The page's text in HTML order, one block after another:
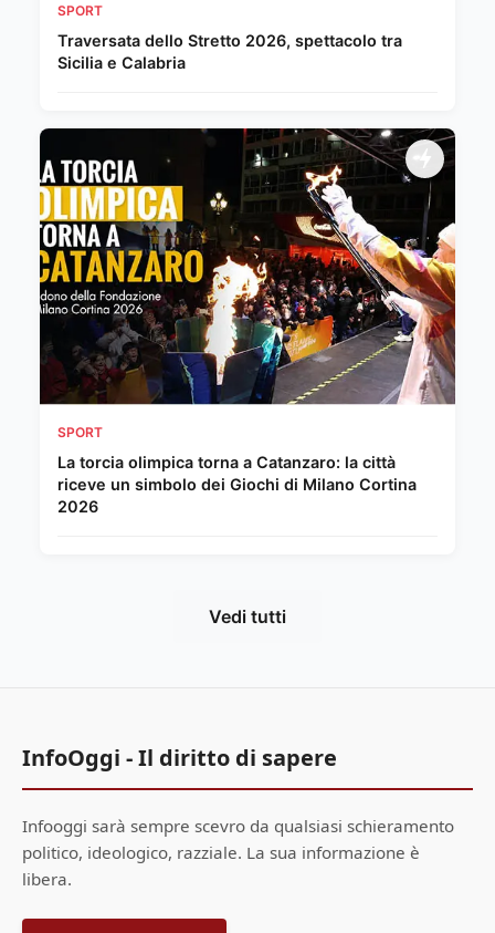
SPORT
Traversata dello Stretto 2026, spettacolo tra
Sicilia e Calabria
SPORT
La torcia olimpica torna a Catanzaro: la città
riceve un simbolo dei Giochi di Milano Cortina
2026
Vedi tutti
InfoOggi - Il diritto di sapere
Infooggi sarà sempre scevro da qualsiasi schieramento
politico, ideologico, razziale. La sua informazione è
libera.